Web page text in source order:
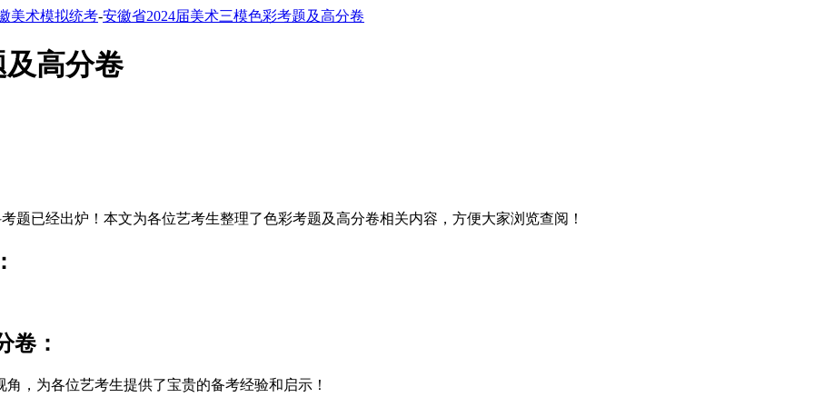
美术模拟统考-安徽省2024届美术三模色彩考题及高分卷
及高分卷
题已经出炉！本文为各位艺考生整理了色彩考题及高分卷相关内容，方便大家浏览查阅！
卷：
，为各位艺考生提供了宝贵的备考经验和启示！